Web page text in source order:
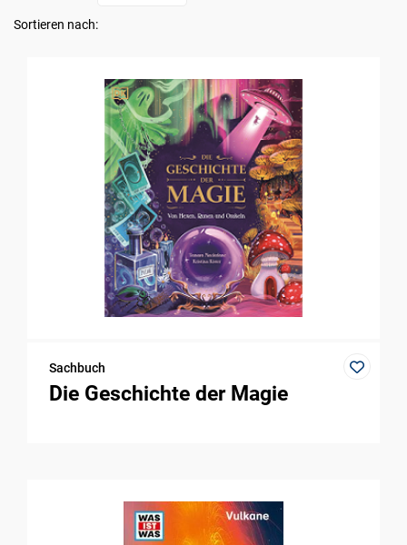
Sortieren nach:
Sachbuch
Die Geschichte der Magie